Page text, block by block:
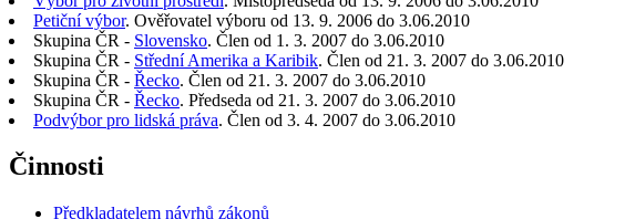
Petiční výbor. Ověřovatel výboru od 13. 9. 2006 do 3.06.2010
Skupina ČR - Slovensko. Člen od 1. 3. 2007 do 3.06.2010
Skupina ČR - Střední Amerika a Karibik. Člen od 21. 3. 2007 do 3.06.2010
Skupina ČR - Řecko. Člen od 21. 3. 2007 do 3.06.2010
Skupina ČR - Řecko. Předseda od 21. 3. 2007 do 3.06.2010
Podvýbor pro lidská práva. Člen od 3. 4. 2007 do 3.06.2010
Činnosti
Předkladatelem návrhů zákonů